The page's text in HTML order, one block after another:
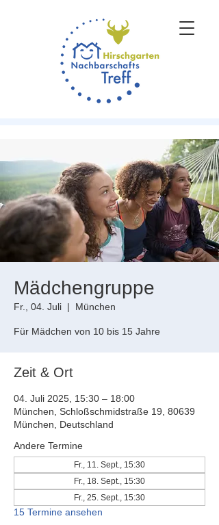
Mädchengruppe
Fr., 04. Juli
  |
München
Für Mädchen von 10 bis 15 Jahre
Zeit & Ort
04. Juli 2025, 15:30 – 18:00
München, Schloßschmidstraße 19, 80639
München, Deutschland
Andere Termine
Fr., 11. Sept., 15:30
Fr., 18. Sept., 15:30
Fr., 25. Sept., 15:30
15 Termine ansehen